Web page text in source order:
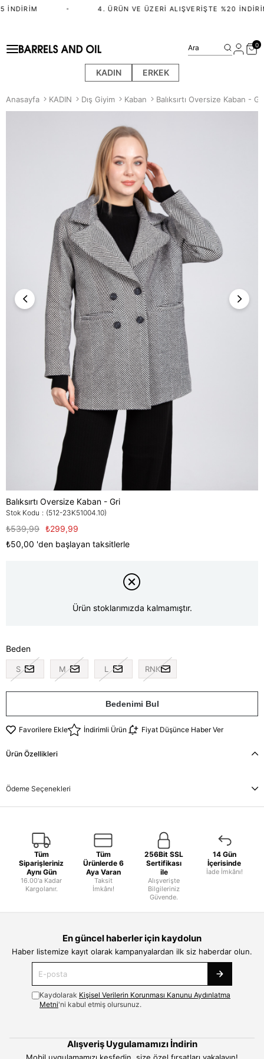
İNDIRIM 4. ÜRÜN VE ÜZERI ALIŞVERIŞTE %20
KADIN ERKEK
Ara 0
Anasayfa KADIN Dış Giyim Kaban Balıksırtı Oversize Kaban - Gri
Balıksırtı Oversize Kaban - Gri
Stok Kodu (512-23K51004.10)
₺539,99 ₺299,99
₺50,00 'den başlayan taksitlerle
Ürün stoklarımızda kalmamıştır.
Beden
S M L RNK
Bedenimi Bul
Favorilere Ekle İndirimli Ürün Fiyat Düşünce Haber Ver
Ürün Özellikleri
Ödeme Seçenekleri
Tüm
Siparişleriniz
Aynı Gün
16.00'a Kadar
Kargolanır.
Tüm
Ürünlerde 6
Aya Varan
Taksit
İmkânı!
256Bit SSL
Sertifikası
ile
Alışverişte
Bilgileriniz
Güvende.
14 Gün
İçerisinde
İade İmkânı!
En güncel haberler için kaydolun
Haber listemize kayıt olarak kampanyalardan ilk siz haberdar olun.
Kaydolarak Kişisel Verilerin Korunması Kanunu Aydınlatma
Metni'ni kabul etmiş olursunuz.
Alışveriş Uygulamamızı İndirin
Mobil uygulamamızı keşfedin, size özel fırsatları yakalayın!